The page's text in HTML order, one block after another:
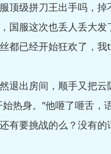
级拼刀王出手吗，掉
服这次也丢人丢大发
已经开始狂欢了，我
出房间，顺手又把云
身。”他咂了咂舌，
有要挑战的么？没有